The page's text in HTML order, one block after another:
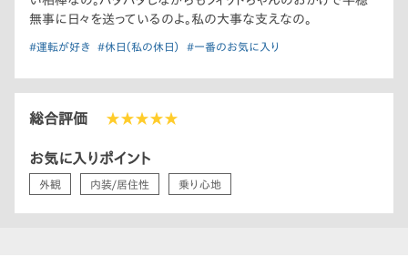
無事に日々を送っているのよ。私の大事な支えなの。
#運転が好き #休日（私の休日） #一番のお気に入り
総合評価 ★★★★★
お気に入りポイント
外観 内装/居住性 乗り心地